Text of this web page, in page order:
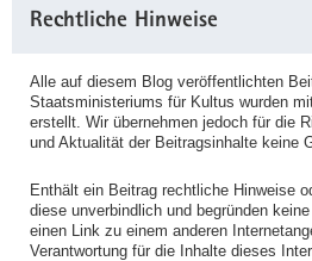
Rechtliche Hinweise
Alle auf diesem Blog veröffentlichten
Staatsministeriums für Kultus wurden
erstellt. Wir übernehmen jedoch für die
und Aktualität der Beitragsinhalte keine
Enthält ein Beitrag rechtliche Hinweise
diese unverbindlich und begründen
einen Link zu einem anderen
Verantwortung für die Inhalte dieses